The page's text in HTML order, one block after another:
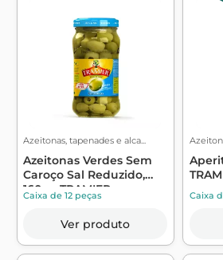
Azeitonas, tapenades e alca...
Azeitonas Verdes Sem
Caroço Sal Reduzido,
160g - TRAMIER
Caixa de 12 peças
Ver produto
Caixa